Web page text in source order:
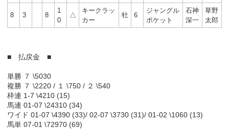
8 3 8
1
0
△
キークラッ
カー
牡 6
ジャングル
ポケット
石神
深一
草野
太郎
■ 払戻金 ■
単勝 ７ \5030
複勝 ７ \2220 / １ \750 / ２ \540
枠連 1-7 \4210 (15)
馬連 01-07 \24310 (34)
ワイド 01-07 \4390 (33)/ 02-07 \3730 (31)/ 01-02 \1060 (13)
馬単 07-01 \72970 (69)